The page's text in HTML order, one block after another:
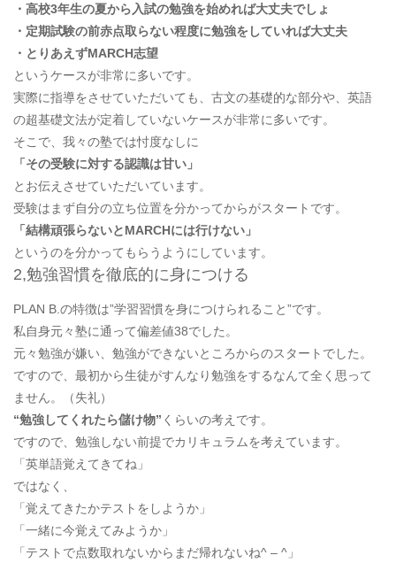
・高校3年生の夏から入試の勉強を始めれば大丈夫でしょ
・定期試験の前赤点取らない程度に勉強をしていれば大丈夫
・とりあえずMARCH志望
というケースが非常に多いです。
実際に指導をさせていただいても、古文の基礎的な部分や、英語
の超基礎文法が定着していないケースが非常に多いです。
そこで、我々の塾では忖度なしに
「その受験に対する認識は甘い」
とお伝えさせていただいています。
受験はまず自分の立ち位置を分かってからがスタートです。
「結構頑張らないとMARCHには行けない」
というのを分かってもらうようにしています。
2,勉強習慣を徹底的に身につける
PLAN B.の特徴は”学習習慣を身につけられること”です。
私自身元々塾に通って偏差値38でした。
元々勉強が嫌い、勉強ができないところからのスタートでした。
ですので、最初から生徒がすんなり勉強をするなんて全く思って
ません。（失礼）
“勉強してくれたら儲け物” くらいの考えです。
ですので、勉強しない前提でカリキュラムを考えています。
「英単語覚えてきてね」
ではなく、
「覚えてきたかテストをしようか」
「一緒に今覚えてみようか」
「テストで点数取れないからまだ帰れないね^ – ^」